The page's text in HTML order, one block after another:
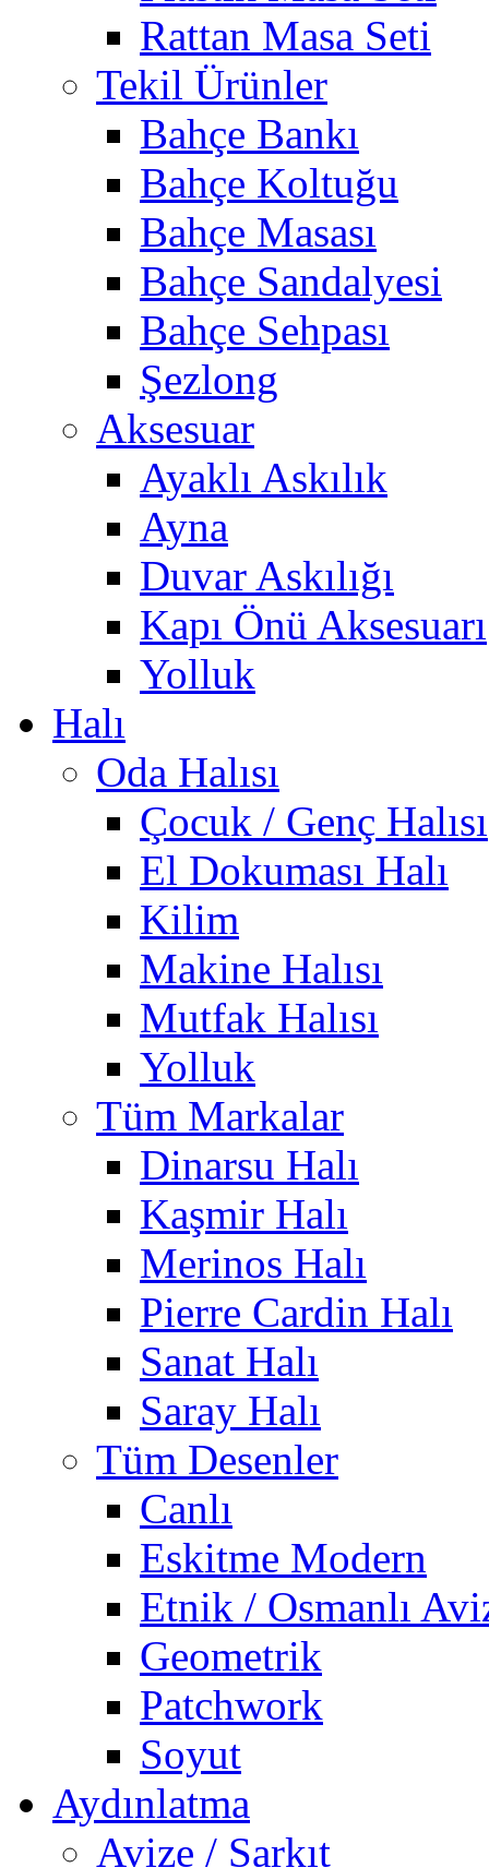
Rattan Masa Seti
Tekil Ürünler
Bahçe Bankı
Bahçe Koltuğu
Bahçe Masası
Bahçe Sandalyesi
Bahçe Sehpası
Şezlong
Aksesuar
Ayaklı Askılık
Ayna
Duvar Askılığı
Kapı Önü Aksesuarı
Yolluk
Halı
Oda Halısı
Çocuk / Genç Halısı
El Dokuması Halı
Kilim
Makine Halısı
Mutfak Halısı
Yolluk
Tüm Markalar
Dinarsu Halı
Kaşmir Halı
Merinos Halı
Pierre Cardin Halı
Sanat Halı
Saray Halı
Tüm Desenler
Canlı
Eskitme Modern
Etnik / Osmanlı
Geometrik
Patchwork
Soyut
Aydınlatma
Avize / Sarkıt